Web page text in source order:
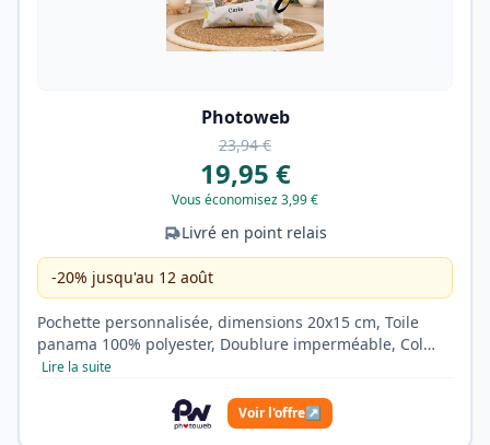
Photoweb
23,94 €
19,95 €
Vous économisez 3,99 €
Livré en point relais
-20% jusqu'au 12 août
Pochette personnalisée, dimensions 20x15 cm, Toile
panama 100% polyester, Doublure imperméable, Col…
Lire la suite
Voir l'offre↗